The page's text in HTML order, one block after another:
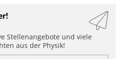
Stellenangebote und viele
aus der Physik!